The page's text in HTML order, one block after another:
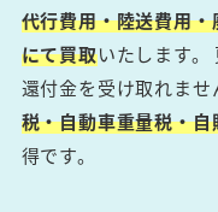
代行費用・陸送費用
にて買取いたします。
還付金を受け取れませ
税・自動車重量税・
得です。